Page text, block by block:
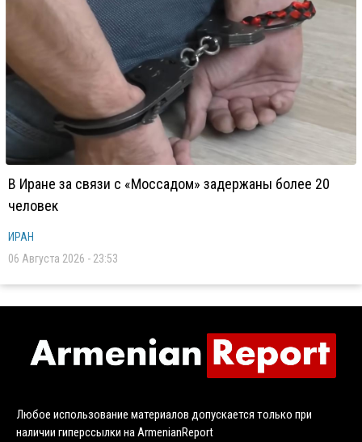
В Иране за связи с «Моссадом» задержаны более 20
человек
ИРАН
06 Августа 2026 - 23:53
Любое использование материалов допускается только при
наличии гиперссылки на ArmenianReport